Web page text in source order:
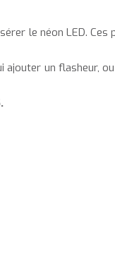
le néon LED. Ces
un flasheur,
.